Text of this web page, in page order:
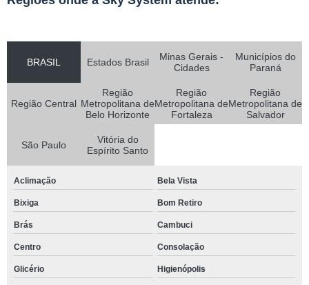
BRASIL Estados Brasil
Minas Gerais -
Cidades
Municípios do
Paraná
Região Central
Região
Metropolitana de
Belo Horizonte
Região
Metropolitana de
Fortaleza
Região
Metropolitana de
Salvador
São Paulo
Vitória do
Espírito Santo
Aclimação Bela Vista
Bixiga Bom Retiro
Brás Cambuci
Centro Consolação
Glicério Higienópolis